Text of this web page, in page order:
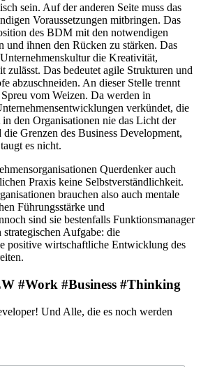
sein. Auf der anderen Seite muss das
Voraussetzungen mitbringen. Das
des BDM mit den notwendigen
und ihnen den Rücken zu stärken. Das
die Kreativität,
zulässt. Das bedeutet agile Strukturen und
abzuschneiden. An dieser Stelle trennt
vom Weizen. Da werden in
verkündet, die
den Organisationen nie das Licht der
Grenzen des Business Development,
es nicht.
Querdenker auch
Praxis keine Selbstverständlichkeit.
brauchen also auch mentale
Führungsstärke und
sind sie bestenfalls Funktionsmanager
Aufgabe: die
positive wirtschaftliche Entwicklung des
#Work #Business #Thinking
Und Alle, die es noch werden